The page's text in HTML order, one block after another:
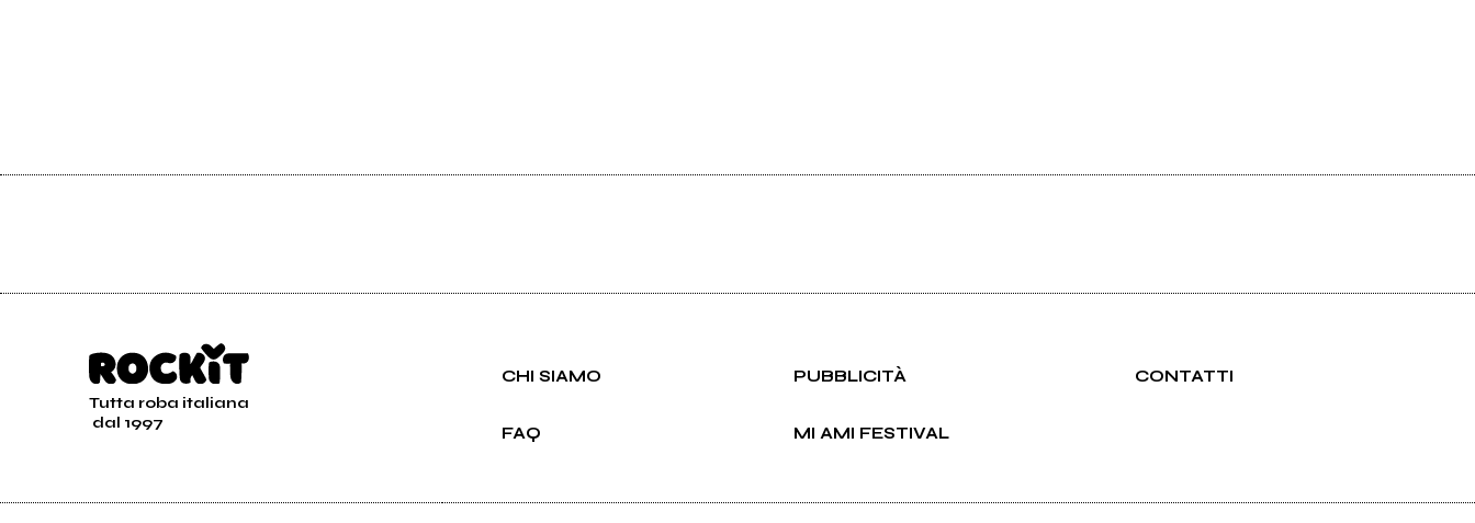
Tutta roba italiana
dal 1997
CHI SIAMO PUBBLICITÀ CONTATTI
FAQ MI AMI FESTIVAL